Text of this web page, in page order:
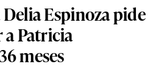
Espinoza pide
a Patricia
meses